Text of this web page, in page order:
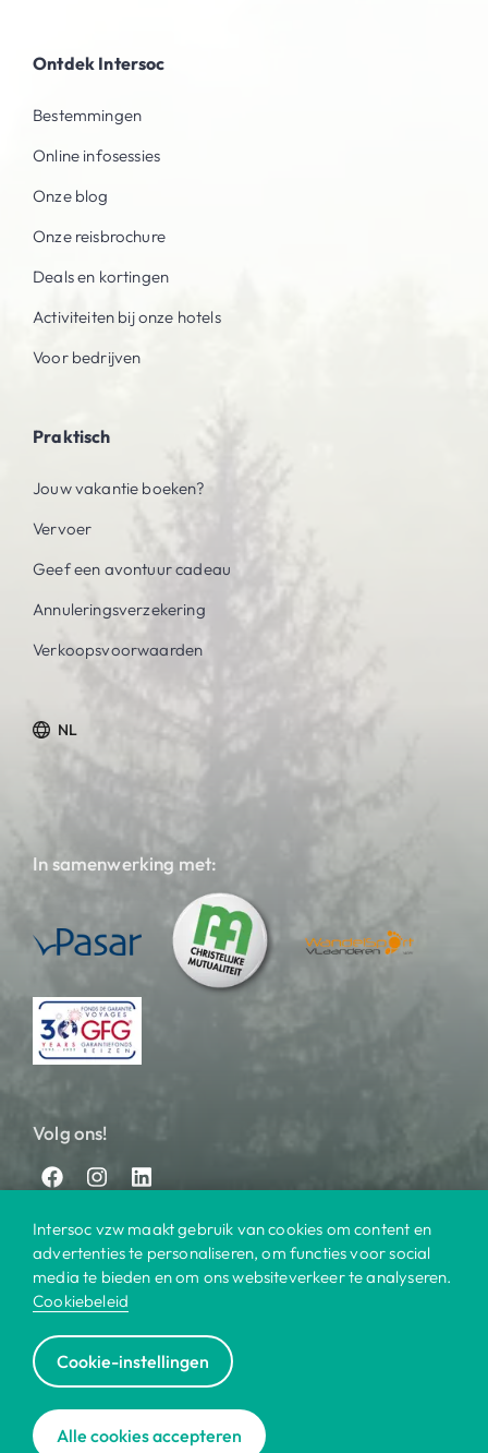
Ontdek Intersoc
Bestemmingen
Online infosessies
Onze blog
Onze reisbrochure
Deals en kortingen
Activiteiten bij onze hotels
Voor bedrijven
Praktisch
Jouw vakantie boeken?
Vervoer
Geef een avontuur cadeau
Annuleringsverzekering
Verkoopsvoorwaarden
NL
In samenwerking met:
Volg ons!
Bestemmingen | Contact
Cookiebeleid | Disclaimer |
Voor bedrijven
Intersoc vzw maakt gebruik van cookies om content en
advertenties te personaliseren, om functies voor social
media te bieden en om ons websiteverkeer te analyseren.
Cookiebeleid
Cookie-instellingen
Alle cookies accepteren